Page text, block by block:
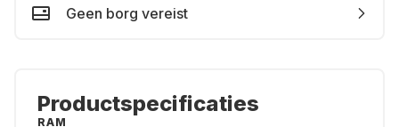
Geen borg vereist
Productspecificaties
RAM